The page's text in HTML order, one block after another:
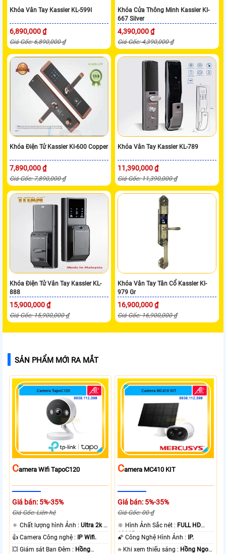
Khóa Vân Tay Kassler KL-599I
6,890,000 ₫
Giá Gốc: 6,890,000 ₫
Khóa Cửa Thông Minh Kassler Kl-
667 Silver
4,390,000 ₫
Giá Gốc: 4,390,000 ₫
Khóa Điện Tử Kassler Kl-600 Copper
7,890,000 ₫
Giá Gốc: 7,890,000 ₫
Khóa Vân Tay Kassler KL-789
11,390,000 ₫
Giá Gốc: 11,390,000 ₫
Khóa Điện Tử Vân Tay Kassler KL-
888
15,900,000 ₫
Giá Gốc: 15,900,000 ₫
Khóa Vân Tay Tân Cổ Kassler Kl-
979 Gr
16,900,000 ₫
Giá Gốc: 16,900,000 ₫
SẢN PHẨM MỚI RA MẮT
CAmera Wifi TapoC120
Giá bán: 5%-35%
Giá Gốc: Liên hệ
🔅 Chất lượng hình Ảnh :Ultra 2k +
.
👍 Camera Công nghệ :
IP Wifi.
💥 Giám sát Ban Đêm : Hồng
CAmera MC410 KIT
Giá bán: 5%-35%
Giá Gốc: 00 ₫
🔆 Hình Ảnh Sắc nét : FULL HD
1080P .
🌠 Công Nghệ Hình Ảnh :
IP.
⭐ Khi xem thiếu sáng : Hồng Ngoại